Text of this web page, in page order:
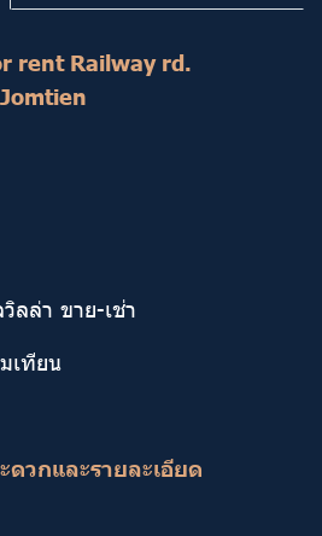
rent Railway rd.
ลล่า ขาย-เช่า
เทียน
วกและรายละเอียด